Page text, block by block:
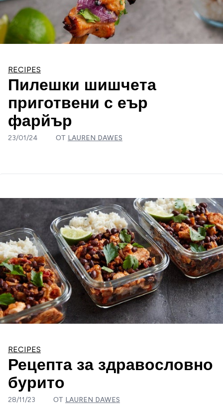
RECIPES
Пилешки шишчета
приготвени с еър
фарйър
23/01/24 ОТ LAUREN DAWES
RECIPES
Рецепта за здравословно
бурито
28/11/23 ОТ LAUREN DAWES